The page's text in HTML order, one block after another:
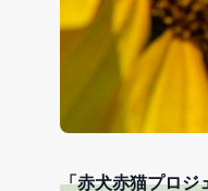
「赤犬赤猫プロジ